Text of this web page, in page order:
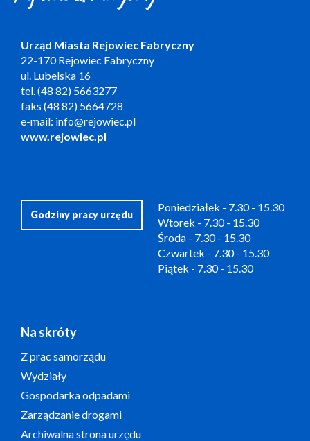
Urząd Miasta Rejowiec Fabryczny
22-170 Rejowiec Fabryczny
ul. Lubelska 16
tel. (48 82) 5663277
faks (48 82) 5664728
e-mail: info@rejowiec.pl
www.rejowiec.pl
Godziny pracy urzędu
Poniedziałek - 7.30 - 15.30
Wtorek - 7.30 - 15.30
Środa - 7.30 - 15.30
Czwartek - 7.30 - 15.30
Piątek - 7.30 - 15.30
Na skróty
Z prac samorządu
Wydziały
Gospodarka odpadami
Zarządzanie drogami
Archiwalna strona urzędu